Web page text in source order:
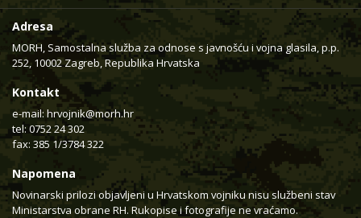
Adresa
MORH, Samostalna služba za odnose s javnošću i vojna glasila, p.p.
252, 10002 Zagreb, Republika Hrvatska
Kontakt
e-mail: hrvojnik@morh.hr
tel: 0752 24 302
fax: 385 1/3784 322
Napomena
Novinarski prilozi objavljeni u Hrvatskom vojniku nisu službeni stav
Ministarstva obrane RH. Rukopise i fotografije ne vraćamo.